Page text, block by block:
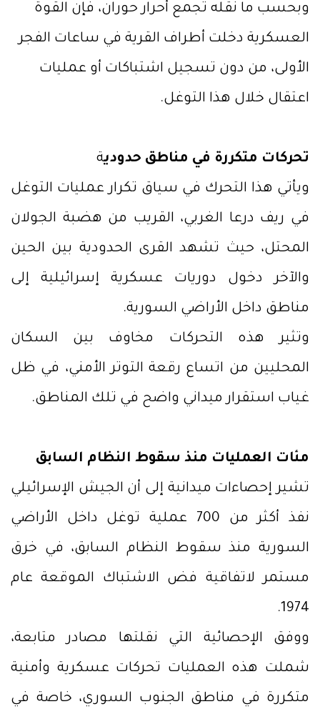
وبحسب ما نقله تجمع أحرار حوران، فإن القوة
العسكرية دخلت أطراف القرية في ساعات الفجر
الأولى، من دون تسجيل اشتباكات أو عمليات
اعتقال خلال هذا التوغل.
تحركات متكررة في مناطق حدودية
ويأتي هذا التحرك في سياق تكرار عمليات التوغل
في ريف درعا الغربي، القريب من هضبة الجولان
المحتل، حيث تشهد القرى الحدودية بين الحين
والآخر دخول دوريات عسكرية إسرائيلية إلى
مناطق داخل الأراضي السورية.
وتثير هذه التحركات مخاوف بين السكان
المحليين من اتساع رقعة التوتر الأمني، في ظل
غياب استقرار ميداني واضح في تلك المناطق.
مئات العمليات منذ سقوط النظام السابق
تشير إحصاءات ميدانية إلى أن الجيش الإسرائيلي
نفذ أكثر من 700 عملية توغل داخل الأراضي
السورية منذ سقوط النظام السابق، في خرق
مستمر لاتفاقية فض الاشتباك الموقعة عام
1974.
ووفق الإحصائية التي نقلتها مصادر متابعة،
شملت هذه العمليات تحركات عسكرية وأمنية
متكررة في مناطق الجنوب السوري، خاصة في